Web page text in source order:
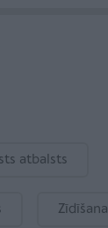
atbalsts
Zīdīšana